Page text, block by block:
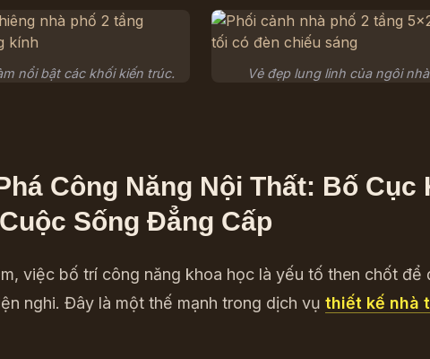
nổi bật các khối kiến trúc. Vẻ đẹp lung linh của ngôi
Công Năng Nội Thất: Bố Cục
Sống Đẳng Cấp
việc bố trí công năng khoa học là yếu tố then chốt để
nghi. Đây là một thế mạnh trong dịch vụ thiết kế nhà